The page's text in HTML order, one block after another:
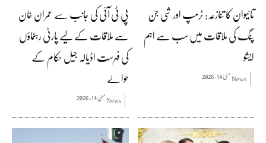
تائیوان کا تنازعہ: ٹرمپ اور شی جن
پنگ کی ملاقات میں سب سے اہم
ایشو
Newsمئی 14, 2026
پی ٹی آئی کی جانب سے عمران خان
سے ملاقات کے لیے پارٹی رہنماؤں
کی فہرست اڈیالہ جیل حکام کے
حوالے
Newsمئی 14, 2026